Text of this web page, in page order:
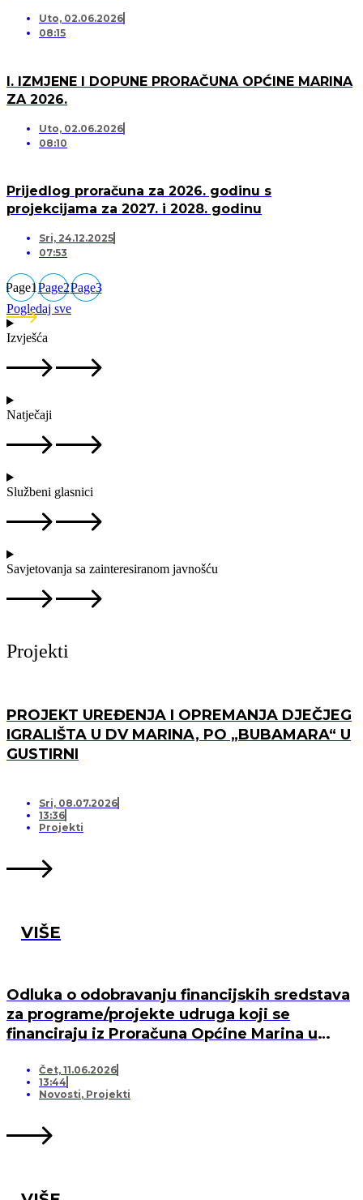
Uto, 02.06.2026
08:15
I. IZMJENE I DOPUNE PRORAČUNA OPĆINE MARINA
ZA 2026.
Uto, 02.06.2026
08:10
Prijedlog proračuna za 2026. godinu s
projekcijama za 2027. i 2028. godinu
Sri, 24.12.2025
07:53
Page1Page2Page3
Pogledaj sve
Izvješća
Natječaji
Službeni glasnici
Savjetovanja sa zainteresiranom javnošću
Projekti
PROJEKT UREĐENJA I OPREMANJA DJEČJEG
IGRALIŠTA U DV MARINA, PO „BUBAMARA“ U
GUSTIRNI
Sri, 08.07.2026
13:36
Projekti
VIŠE
Odluka o odobravanju financijskih sredstava
za programe/projekte udruga koji se
financiraju iz Proračuna Općine Marina u
Čet, 11.06.2026
13:44
Novosti, Projekti